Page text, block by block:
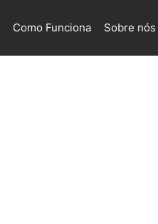
Como Funciona Sobre nós